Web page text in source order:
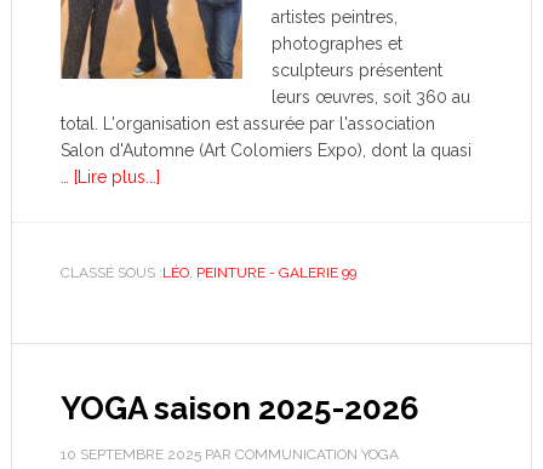
artistes peintres,
photographes et
sculpteurs présentent
leurs œuvres, soit 360 au
total. L'organisation est assurée par l'association
Salon d'Automne (Art Colomiers Expo), dont la quasi
[Lire plus...]
CLASSÉ SOUS :LÉO, PEINTURE - GALERIE 99
YOGA saison 2025-2026
10 SEPTEMBRE 2025PAR COMMUNICATION YOGA